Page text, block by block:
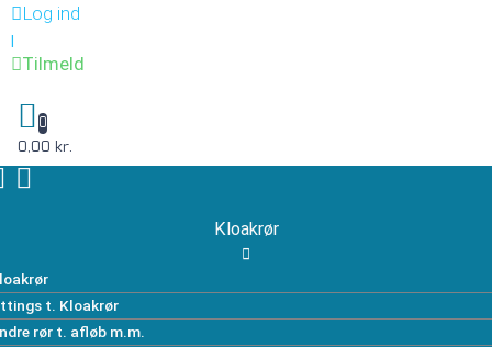
Log ind
|
Tilmeld
0
0,00 kr.
Kloakrør
t. Kloakrør
rør t. afløb m.m.